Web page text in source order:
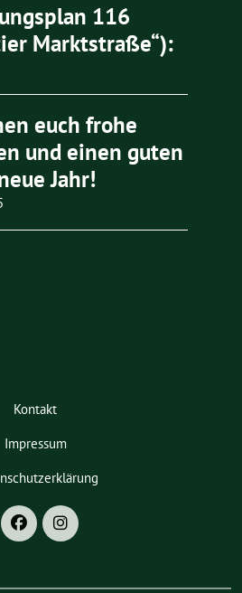
116
Marktstraße“):
euch frohe
und einen guten
Jahr!
Kontakt
Impressum